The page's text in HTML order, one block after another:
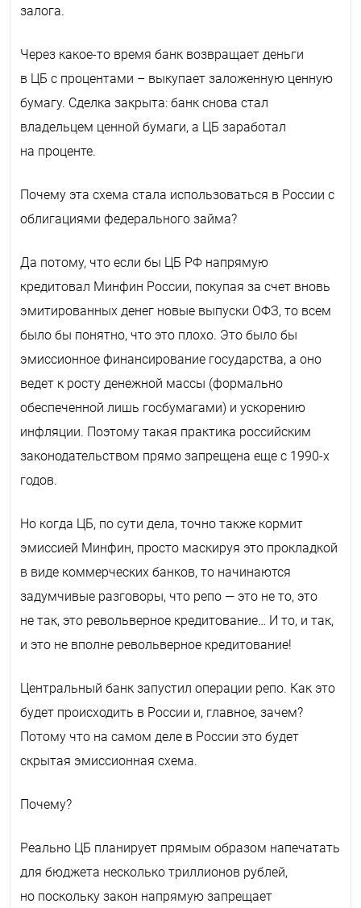
залога.
Через какое-то время банк возвращает деньги
в ЦБ с процентами – выкупает заложенную ценную
бумагу. Сделка закрыта: банк снова стал
владельцем ценной бумаги, а ЦБ заработал
на проценте.
Почему эта схема стала использоваться в России с
облигациями федерального займа?
Да потому, что если бы ЦБ РФ напрямую
кредитовал Минфин России, покупая за счет вновь
эмитированных денег новые выпуски ОФЗ, то всем
было бы понятно, что это плохо. Это было бы
эмиссионное финансирование государства, а оно
ведет к росту денежной массы (формально
обеспеченной лишь госбумагами) и ускорению
инфляции. Поэтому такая практика российским
законодательством прямо запрещена еще с 1990-х
годов.
Но когда ЦБ, по сути дела, точно также кормит
эмиссией Минфин, просто маскируя это прокладкой
в виде коммерческих банков, то начинаются
задумчивые разговоры, что репо — это не то, это
не так, это револьверное кредитование… И то, и так,
и это не вполне револьверное кредитование!
Центральный банк запустил операции репо. Как это
будет происходить в России и, главное, зачем?
Потому что на самом деле в России это будет
скрытая эмиссионная схема.
Почему?
Реально ЦБ планирует прямым образом напечатать
для бюджета несколько триллионов рублей,
но поскольку закон напрямую запрещает